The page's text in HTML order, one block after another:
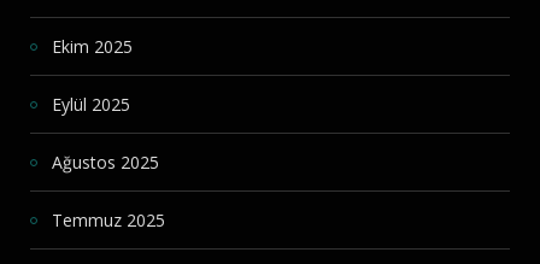
Ekim 2025
Eylül 2025
Ağustos 2025
Temmuz 2025